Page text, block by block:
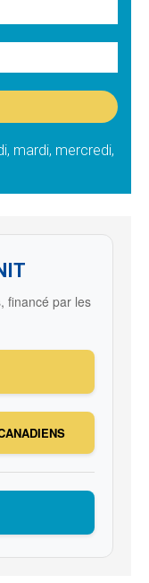
mardi, mercredi,
financé par les